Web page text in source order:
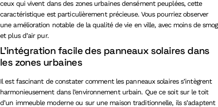
ceux qui vivent dans des zones urbaines densément peuplées, cette
caractéristique est particulièrement précieuse. Vous pourriez observer
une amélioration notable de la qualité de vie en ville, avec moins de smog
et plus d’air pur.
L’intégration facile des panneaux solaires dans
les zones urbaines
Il est fascinant de constater comment les panneaux solaires s’intègrent
harmonieusement dans l’environnement urbain. Que ce soit sur le toit
d’un immeuble moderne ou sur une maison traditionnelle, ils s’adaptent